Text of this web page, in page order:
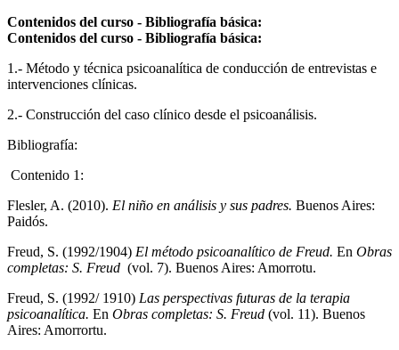
Contenidos del curso - Bibliografía básica:
Contenidos del curso - Bibliografía básica:
1.- Método y técnica psicoanalítica de conducción de entrevistas e
intervenciones clínicas.
2.- Construcción del caso clínico desde el psicoanálisis.
Bibliografía:
Contenido 1:
Flesler, A. (2010). El niño en análisis y sus padres. Buenos Aires:
Paidós.
Freud, S. (1992/1904) El método psicoanalítico de Freud. En Obras
completas: S. Freud (vol. 7). Buenos Aires: Amorrotu.
Freud, S. (1992/ 1910) Las perspectivas futuras de la terapia
psicoanalítica. En Obras completas: S. Freud (vol. 11). Buenos
Aires: Amorrortu.